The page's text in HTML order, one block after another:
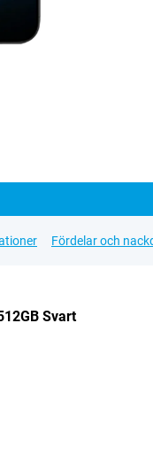
Fördelar och
Svart